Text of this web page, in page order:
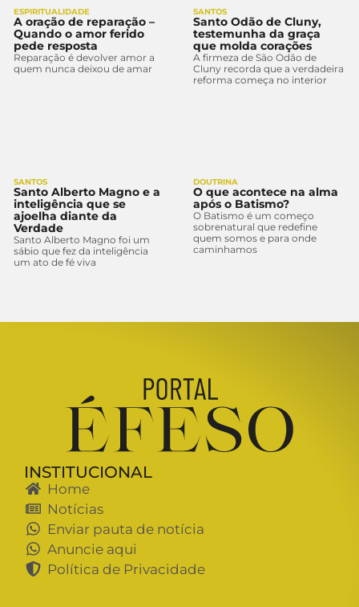
ESPIRITUALIDADE
A oração de reparação –
Quando o amor ferido
pede resposta
Reparação é devolver amor a
quem nunca deixou de amar
SANTOS
Santo Odão de Cluny,
testemunha da graça
que molda corações
A firmeza de São Odão de
Cluny recorda que a verdadeira
reforma começa no interior
SANTOS
Santo Alberto Magno e a
inteligência que se
ajoelha diante da
Verdade
Santo Alberto Magno foi um
sábio que fez da inteligência
um ato de fé viva
DOUTRINA
O que acontece na alma
após o Batismo?
O Batismo é um começo
sobrenatural que redefine
quem somos e para onde
caminhamos
INSTITUCIONAL
Home
Notícias
Enviar pauta de notícia
Anuncie aqui
Política de Privacidade